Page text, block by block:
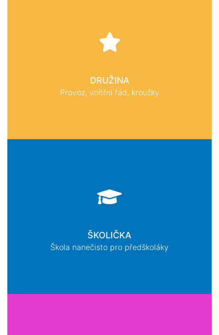
DRUŽINA
Provoz, vnitřní řád, kroužky
ŠKOLIČKA
Škola nanečisto pro předškoláky